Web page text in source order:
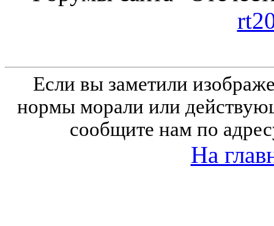
Если вы заметили
нормы морали или
сообщите нам по
На